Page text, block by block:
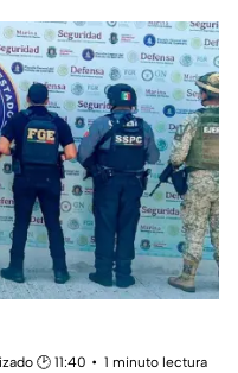
🕑 11:40
1 minuto lectura